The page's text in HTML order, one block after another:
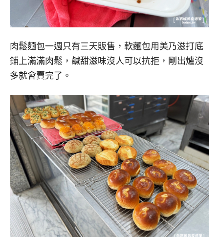
肉鬆麵包一週只有三天販售，軟麵包用美乃滋打底
鋪上滿滿肉鬆，鹹甜滋味沒人可以抗拒，剛出爐沒
多就會賣完了。